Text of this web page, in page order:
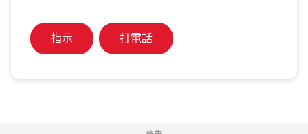
指示 打電話